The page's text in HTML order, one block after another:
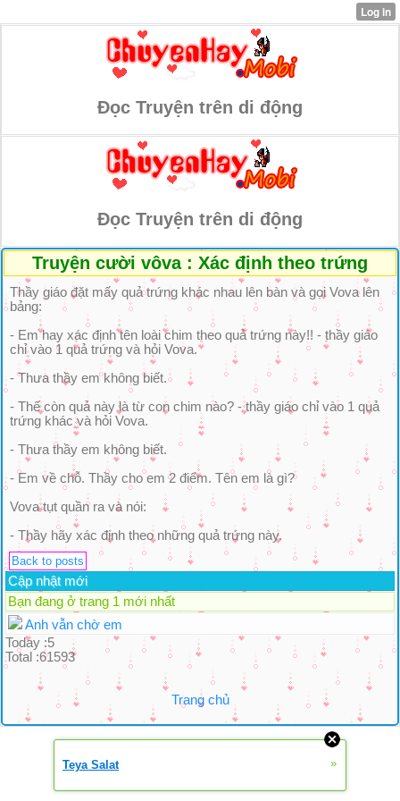
Đọc Truyện trên di động
Đọc Truyện trên di động
Truyện cười vôva : Xác định theo trứng
Thầy giáo đặt mấy quả trứng khác nhau lên bàn và gọi Vova lên
bảng:
- Em hay xác định tên loài chim theo quả trứng này!! - thầy giáo
chỉ vào 1 quả trứng và hỏi Vova.
- Thưa thầy em không biết.
- Thế còn quả này là từ con chim nào? - thầy giáo chỉ vào 1 quả
trứng khác và hỏi Vova.
- Thưa thầy em không biết.
- Em về chỗ. Thầy cho em 2 điểm. Tên em là gì?
Vova tụt quần ra và nói:
- Thầy hãy xác định theo những quả trứng này.
Back to posts
Cập nhật mới
Bạn đang ở trang 1 mới nhất
Anh vẫn chờ em
Today :5
Total :61593
Trang chủ
Teya Salat »